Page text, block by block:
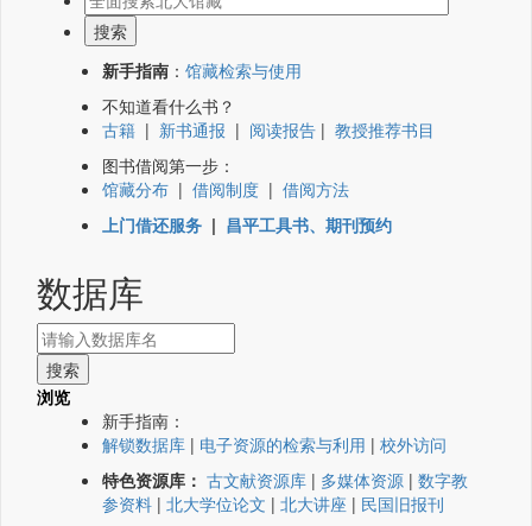
新手指南 ： 馆藏检索与使用
不知道看什么书？
古籍 | 新书通报 | 阅读报告 | 教授推荐书目
图书借阅第一步：
馆藏分布 | 借阅制度 | 借阅方法
上门借还服务 | 昌平工具书、期刊预约
数据库
浏览
新手指南：
解锁数据库 | 电子资源的检索与利用 | 校外访问
特色资源库： 古文献资源库 | 多媒体资源 | 数字教
参资料 | 北大学位论文 | 北大讲座 | 民国旧报刊